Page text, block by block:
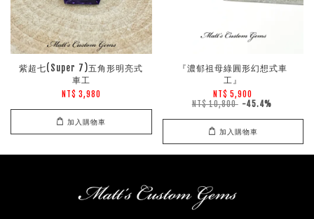
紫超七(Super 7)五角形明亮式
車工
NT$ 3,980
加入購物車
『濃郁祖母綠圓形幻想式車
工』
NT$ 5,900
NT$ 10,800 -45.4%
加入購物車